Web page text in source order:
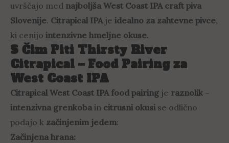
uvrščajo med najboljša West Coast IPA craft piva
Slovenije. Citrapical IPAje idealno za zahtevne pivce,
ki cenijo intenzivne hmeljne okuse.
S Čim Piti Thirsty River
Citrapical – Food Pairing za
West Coast IPA
Citrapical West Coast IPA food pairing je raznolik –
intenzivna grenkobain citrusni okusise odlično
podajo k začinjenim jedem:
Začinjena hrana: